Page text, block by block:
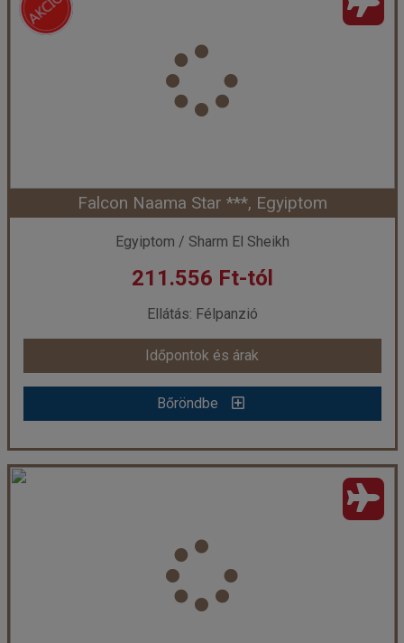
Sharm El Sheikh
Utazás módja:
Ellátás:
Félpanzió
Szálláskategória:Hotel ***
Kétágyas standard szoba
Időpont: 2026-09-26 | 7 éj
már 211.556 Ft-tól
Időpontok és árak
Bőröndbe
Falcon Naama Star ***, Egyiptom
Egyiptom / Sharm El Sheikh
211.556 Ft-tól
Ellátás: Félpanzió
Időpontok és árak
Bőröndbe
Falcon Naama Star ***, Egyiptom
Sharm El Sheikh
Utazás módja:
Ellátás:
Félpanzió
Szálláskategória:Hotel ***
Kétágyas standard szoba